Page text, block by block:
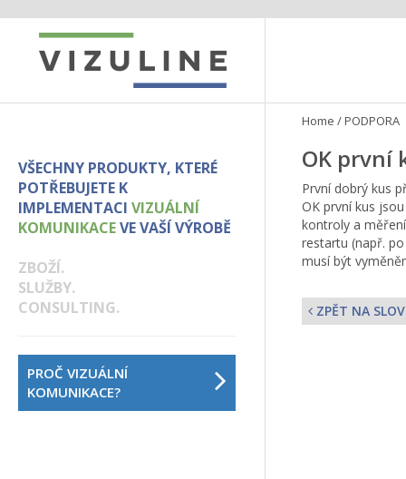
VŠECHNY PRODUKTY, KTERÉ
POTŘEBUJETE K
IMPLEMENTACI VIZUÁLNÍ
KOMUNIKACEVE VAŠÍ VÝROBĚ
ZBOŽÍ.
SLUŽBY.
CONSULTING.
PROČ VIZUÁLNÍ
KOMUNIKACE?
Home /PODPORA
OK první
První dobrý kus
OK první kus
kontroly a
restartu (např.
musí být
ZPĚT NA